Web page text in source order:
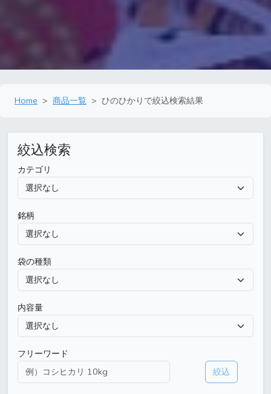
Home 商品一覧 ひのひかりで絞込検索結果
絞込検索
カテゴリ
銘柄
袋の種類
内容量
フリーワード
絞込